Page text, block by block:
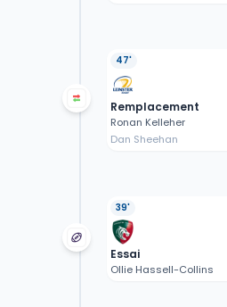
47'
Remplacement
Ronan Kelleher
Dan Sheehan
39'
Essai
Ollie Hassell-Collins